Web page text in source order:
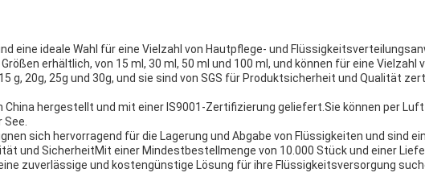
eine ideale Wahl für eine Vielzahl von Hautpflege- und
Größen erhältlich, von 15 ml, 30 ml, 50 ml und 100 ml, und können für eine
g, 20g, 25g und 30g, und sie sind von SGS für Produktsicherheit und Qualität
China hergestellt und mit einer IS9001-Zertifizierung geliefert.Sie können per
sich hervorragend für die Lagerung und Abgabe von Flüssigkeiten und sind
und SicherheitMit einer Mindestbestellmenge von 10.000 Stück und einer
zuverlässige und kostengünstige Lösung für ihre Flüssigkeitsversorgung